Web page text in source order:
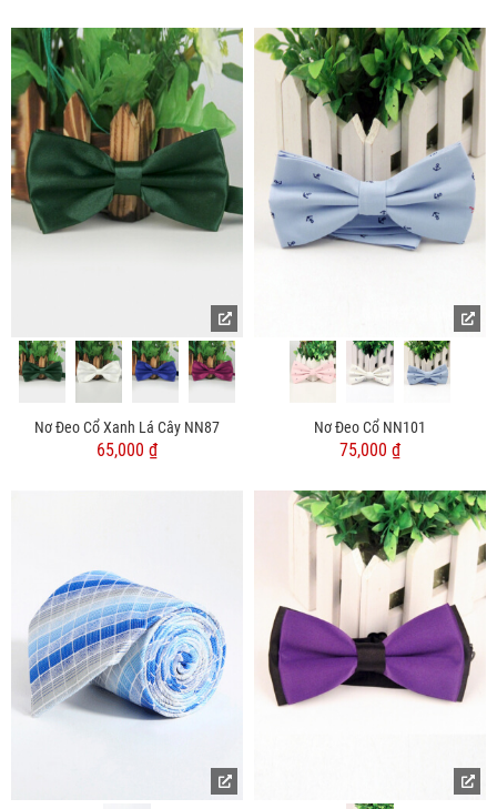
Nơ Đeo Cổ Xanh Lá Cây NN87
65,000 ₫
Nơ Đeo Cổ NN101
75,000 ₫